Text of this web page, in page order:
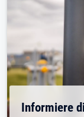
Informiere